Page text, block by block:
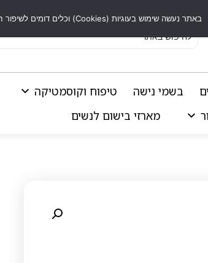
בשמי נישה
טיפוח וקוסמטיקה
מארזי בישום לנשים
באתר נעשה שימוש בעוגיות (Cookies) וכלים דומים לשיפור חוויית הגלישה, התאמת תוכן אישי וביצוע ניתוחים סטטיסטיים.